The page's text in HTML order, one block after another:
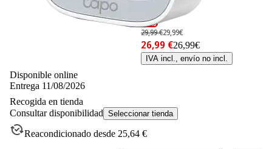
-10%
29,99 €29,99€
26,99 €26,99€
IVA incl., envío no incl.
Disponible online
Entrega 11/08/2026
Recogida en tienda
Consultar disponibilidad Seleccionar tienda
Reacondicionado desde 25,64 €